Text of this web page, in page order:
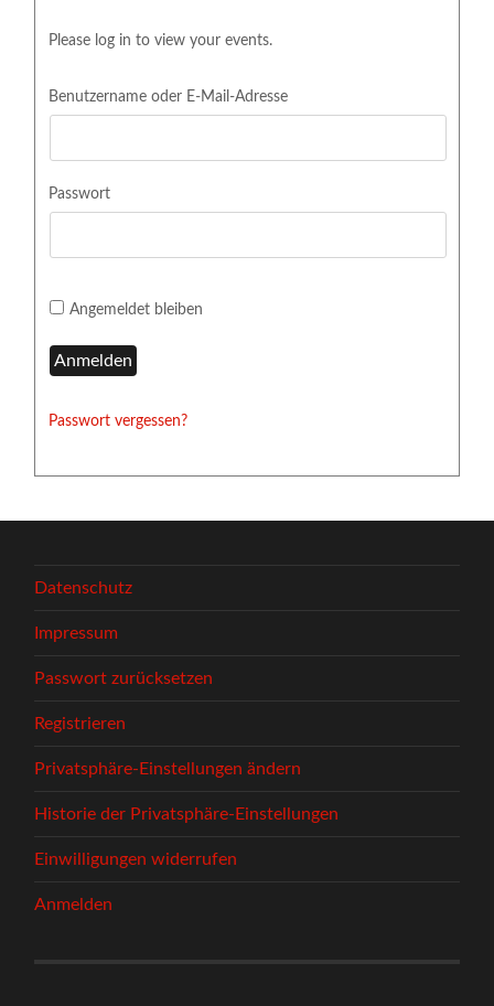
Please log in to view your events.
Benutzername oder E-Mail-Adresse
Passwort
Angemeldet bleiben
Passwort vergessen?
Datenschutz
Impressum
Passwort zurücksetzen
Registrieren
Privatsphäre-Einstellungen ändern
Historie der Privatsphäre-Einstellungen
Einwilligungen widerrufen
Anmelden